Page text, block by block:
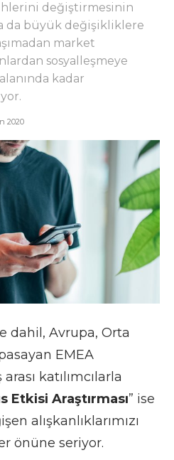
değiştirmesinin
da büyük değişikliklere
market
sosyalleşmeye
kadar
2020
dahil, Avrupa, Orta
EMEA
katılımcılarla
Etkisi Araştırması” ise
alışkanlıklarımızı
önüne seriyor.